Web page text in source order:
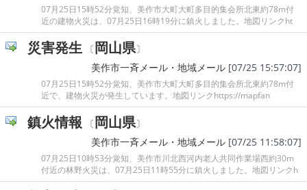
07月25日15時52分覚知、美作市大町大町多目的集会所北東約78m付
近の建物火災は、07月25日16時19分に鎮火しました。地図リンクht
災害発生 〔岡山県〕
美作市一斉メール・地域メール [07/25 15:57:07]
07月25日15時52分覚知、美作市大町大町多目的集会所北東約78m付
近で、建物火災が発生しています。地図リンクhttps://mapfan
鎮火情報 〔岡山県〕
美作市一斉メール・地域メール [07/25 11:58:07]
07月25日10時53分覚知、美作市川北西河内老人共同作業場西約30m
付近の林野火災は、07月25日11時55分に鎮火しました。地図リンクh